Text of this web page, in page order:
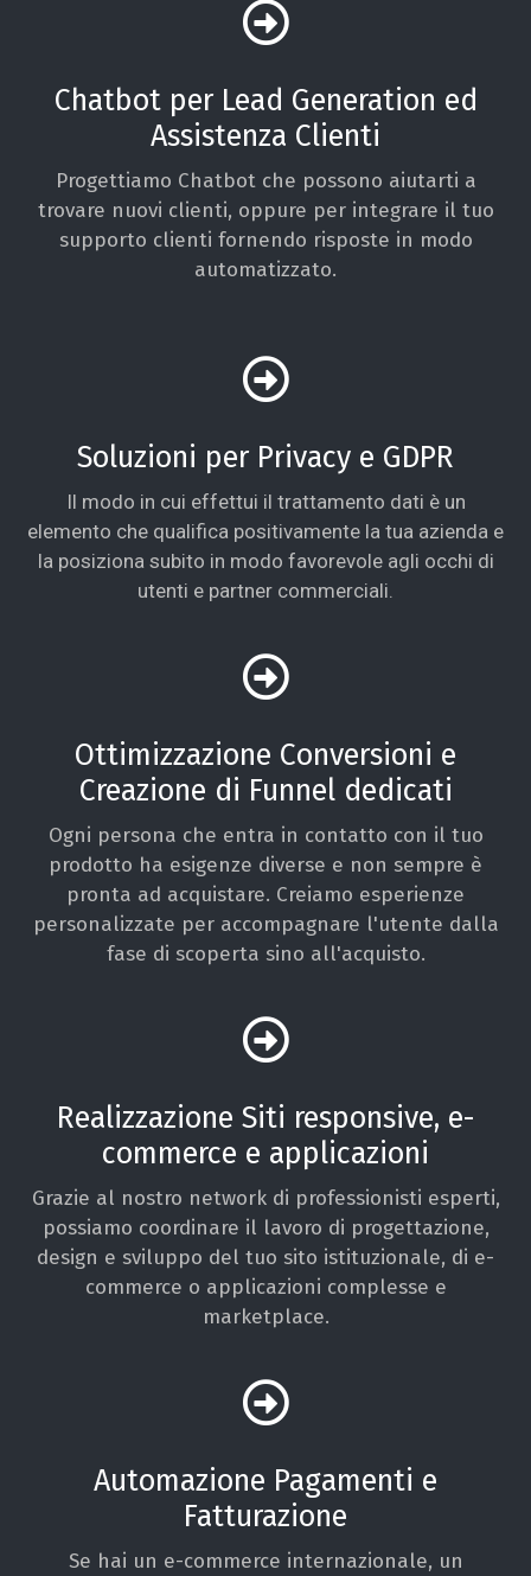
Chatbot per Lead Generation ed
Assistenza Clienti
Progettiamo Chatbot che possono aiutarti a
trovare nuovi clienti, oppure per integrare il tuo
supporto clienti fornendo risposte in modo
automatizzato.
Soluzioni per Privacy e GDPR
Il modo in cui effettui il trattamento dati è un
elemento che qualifica positivamente la tua azienda e
la posiziona subito in modo favorevole agli occhi di
utenti e partner commerciali.
Ottimizzazione Conversioni e
Creazione di Funnel dedicati
Ogni persona che entra in contatto con il tuo
prodotto ha esigenze diverse e non sempre è
pronta ad acquistare. Creiamo esperienze
personalizzate per accompagnare l'utente dalla
fase di scoperta sino all'acquisto.
Realizzazione Siti responsive, e-
commerce e applicazioni
Grazie al nostro network di professionisti esperti,
possiamo coordinare il lavoro di progettazione,
design e sviluppo del tuo sito istituzionale, di e-
commerce o applicazioni complesse e
marketplace.
Automazione Pagamenti e
Fatturazione
Se hai un e-commerce internazionale, un